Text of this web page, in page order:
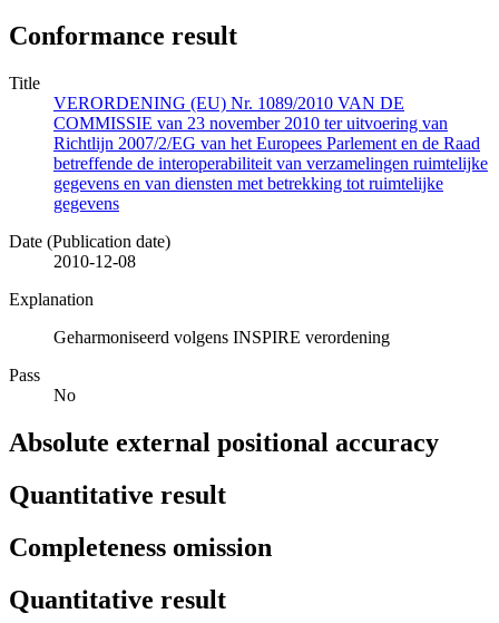
Conformance result
Title
VERORDENING (EU) Nr. 1089/2010 VAN DE
COMMISSIE van 23 november 2010 ter uitvoering van
Richtlijn 2007/2/EG van het Europees Parlement en de Raad
betreffende de interoperabiliteit van verzamelingen ruimtelijke
gegevens en van diensten met betrekking tot ruimtelijke
gegevens
Date (Publication date)
2010-12-08
Explanation
Geharmoniseerd volgens INSPIRE verordening
Pass
No
Absolute external positional accuracy
Quantitative result
Completeness omission
Quantitative result